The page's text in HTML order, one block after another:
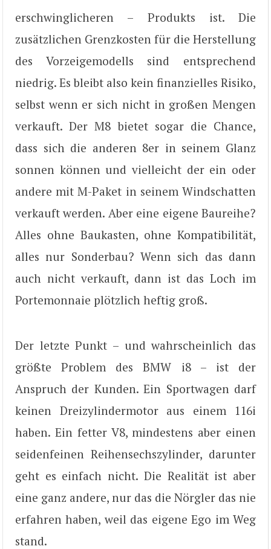
erschwinglicheren – Produkts ist. Die
zusätzlichen Grenzkosten für die Herstellung
des Vorzeigemodells sind entsprechend
niedrig. Es bleibt also kein finanzielles Risiko,
selbst wenn er sich nicht in großen Mengen
verkauft. Der M8 bietet sogar die Chance,
dass sich die anderen 8er in seinem Glanz
sonnen können und vielleicht der ein oder
andere mit M-Paket in seinem Windschatten
verkauft werden. Aber eine eigene Baureihe?
Alles ohne Baukasten, ohne Kompatibilität,
alles nur Sonderbau? Wenn sich das dann
auch nicht verkauft, dann ist das Loch im
Portemonnaie plötzlich heftig groß.
Der letzte Punkt – und wahrscheinlich das
größte Problem des BMW i8 – ist der
Anspruch der Kunden. Ein Sportwagen darf
keinen Dreizylindermotor aus einem 116i
haben. Ein fetter V8, mindestens aber einen
seidenfeinen Reihensechszylinder, darunter
geht es einfach nicht. Die Realität ist aber
eine ganz andere, nur das die Nörgler das nie
erfahren haben, weil das eigene Ego im Weg
stand.